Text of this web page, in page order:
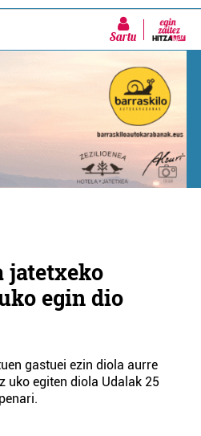
Sartu
jatetxeko
egin dio
gastuei ezin diola aurre
uko egiten diola Udalak 25